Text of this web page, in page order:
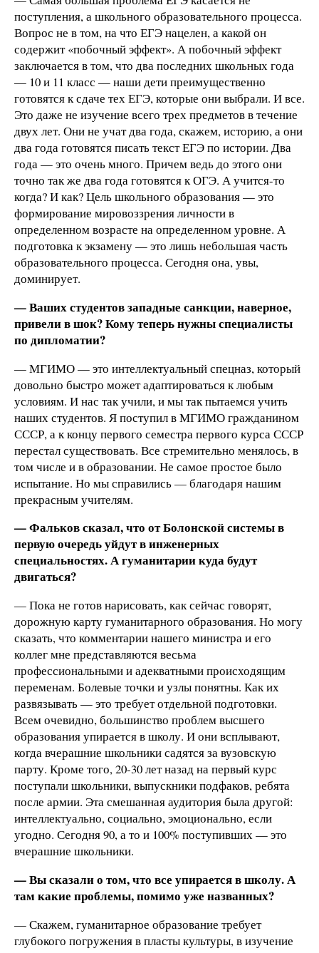
поступления, а школьного образовательного процесса.
Вопрос не в том, на что ЕГЭ нацелен, а какой он
содержит «побочный эффект». А побочный эффект
заключается в том, что два последних школьных года
— 10 и 11 класс — наши дети преимущественно
готовятся к сдаче тех ЕГЭ, которые они выбрали. И все.
Это даже не изучение всего трех предметов в течение
двух лет. Они не учат два года, скажем, историю, а они
два года готовятся писать текст ЕГЭ по истории. Два
года — это очень много. Причем ведь до этого они
точно так же два года готовятся к ОГЭ. А учится-то
когда? И как? Цель школьного образования — это
формирование мировоззрения личности в
определенном возрасте на определенном уровне. А
подготовка к экзамену — это лишь небольшая часть
образовательного процесса. Сегодня она, увы,
доминирует.
— Ваших студентов западные санкции, наверное,
привели в шок? Кому теперь нужны специалисты
по дипломатии?
— МГИМО — это интеллектуальный спецназ, который
довольно быстро может адаптироваться к любым
условиям. И нас так учили, и мы так пытаемся учить
наших студентов. Я поступил в МГИМО гражданином
СССР, а к концу первого семестра первого курса СССР
перестал существовать. Все стремительно менялось, в
том числе и в образовании. Не самое простое было
испытание. Но мы справились — благодаря нашим
прекрасным учителям.
— Фальков сказал, что от Болонской системы в
первую очередь уйдут в инженерных
специальностях. А гуманитарии куда будут
двигаться?
— Пока не готов нарисовать, как сейчас говорят,
дорожную карту гуманитарного образования. Но могу
сказать, что комментарии нашего министра и его
коллег мне представляются весьма
профессиональными и адекватными происходящим
переменам. Болевые точки и узлы понятны. Как их
развязывать — это требует отдельной подготовки.
Всем очевидно, большинство проблем высшего
образования упирается в школу. И они всплывают,
когда вчерашние школьники садятся за вузовскую
парту. Кроме того, 20-30 лет назад на первый курс
поступали школьники, выпускники подфаков, ребята
после армии. Эта смешанная аудитория была другой:
интеллектуально, социально, эмоционально, если
угодно. Сегодня 90, а то и 100% поступивших — это
вчерашние школьники.
— Вы сказали о том, что все упирается в школу. А
там какие проблемы, помимо уже названных?
— Скажем, гуманитарное образование требует
глубокого погружения в пласты культуры, в изучение